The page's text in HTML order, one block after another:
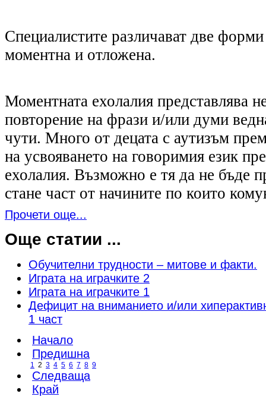
Специалистите различават две
моментна и отложена.
Моментната ехолалия представлява
повторение на фрази и/или думи
чути. Много от децата с аутизъм
на усвояването на говоримия език
ехолалия. Възможно е тя да не бъде
стане част от начините по които
Прочети още...
Още статии ...
Обучителни трудности – митове и факти.
Играта на играчките 2
Играта на играчките 1
Дефицит на вниманието и/или
1 част
Начало
Предишна
1 2 3 4 5 6 7 8 9
Следваща
Край